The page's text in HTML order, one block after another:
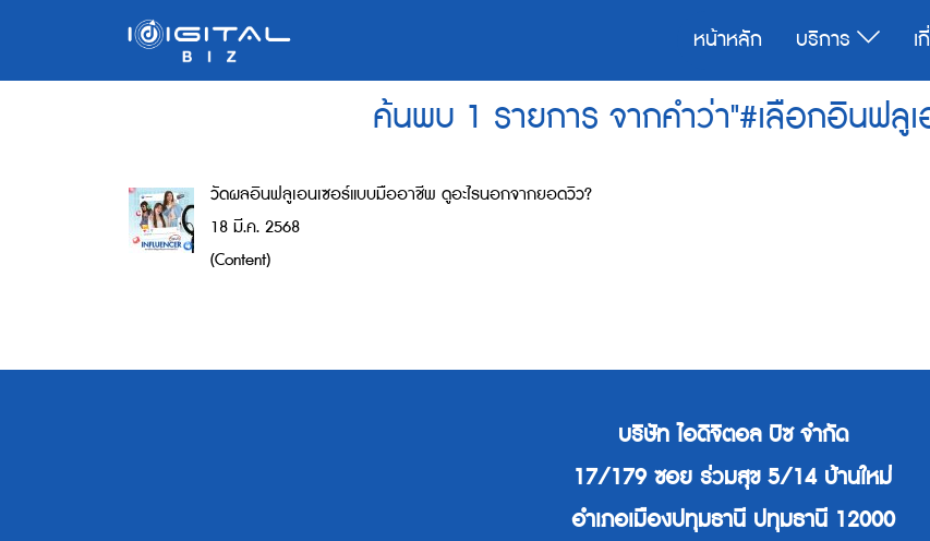
หน้าหลัก บริการ เ
ค้นพบ 1 รายการ จากคำว่า"#เลือกอินฟลูเ
วัดผลอินฟลูเอนเซอร์แบบมืออาชีพ ดูอะไรนอกจากยอดวิว?
18 มี.ค. 2568
(Content)
บริษัท ไอดิจิตอล บิซ จำกัด
17/179 ซอย ร่วมสุข 5/14 บ้านใหม่
อำเภอเมืองปทุมธานี ปทุมธานี 12000